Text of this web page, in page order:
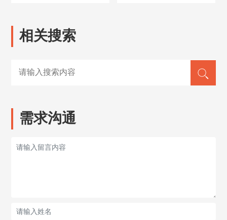
相关搜索
需求沟通